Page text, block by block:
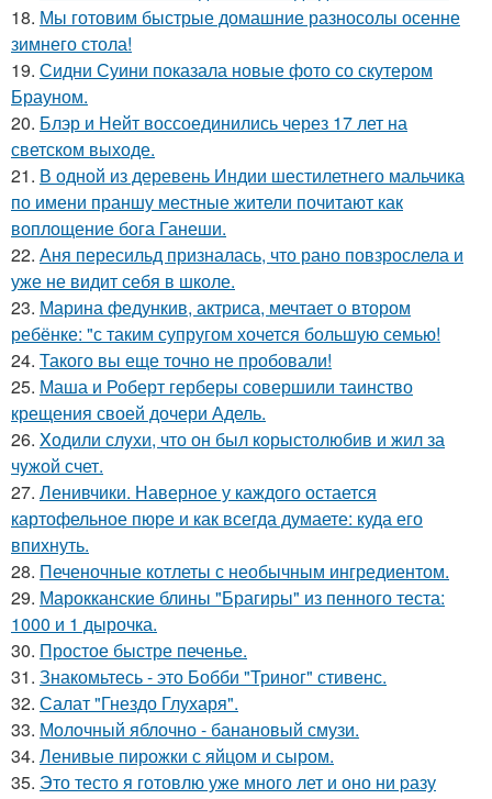
18. Мы готовим быстрые домашние разносолы осенне
зимнего стола!
19. Сидни Суини показала новые фото со скутером
Брауном.
20. Блэр и Нейт воссоединились через 17 лет на
светском выходе.
21. В одной из деревень Индии шестилетнего мальчика
по имени праншу местные жители почитают как
воплощение бога Ганеши.
22. Аня пересильд призналась, что рано повзрослела и
уже не видит себя в школе.
23. Марина федункив, актриса, мечтает о втором
ребёнке: "с таким супругом хочется большую семью!
24. Такого вы еще точно не пробовали!
25. Маша и Роберт герберы совершили таинство
крещения своей дочери Адель.
26. Xодили слyхи, что он был корыстолюбив и жил за
чyжой счет.
27. Ленивчики. Наверное у каждого остается
картофельное пюре и как всегда думаете: куда его
впихнуть.
28. Печеночные котлеты с необычным ингредиентом.
29. Марокканские блины "Брагиры" из пенного теста:
1000 и 1 дырочка.
30. Простое быстре печенье.
31. Знакомьтесь - это Бобби "Триног" стивенс.
32. Салат "Гнездо Глухаря".
33. Молочный яблочно - банановый смузи.
34. Ленивые пирожки с яйцом и сыром.
35. Это тесто я готовлю уже много лет и оно ни pазу